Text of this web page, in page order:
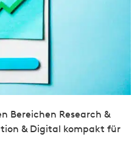
Bereichen Research &
& Digital kompakt für